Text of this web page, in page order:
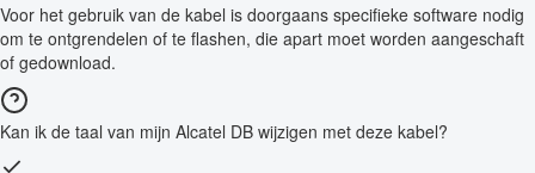
Voor het gebruik van de kabel is doorgaans specifieke software nodig
om te ontgrendelen of te flashen, die apart moet worden aangeschaft
of gedownload.
Kan ik de taal van mijn Alcatel DB wijzigen met deze kabel?